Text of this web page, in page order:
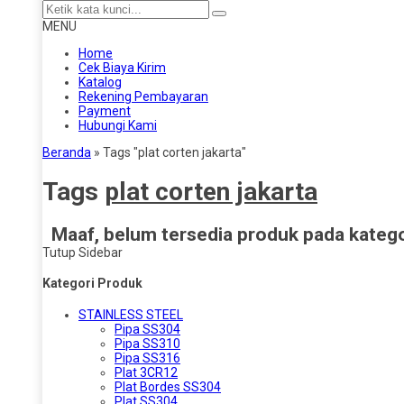
MENU
Home
Cek Biaya Kirim
Katalog
Rekening Pembayaran
Payment
Hubungi Kami
Beranda » Tags "plat corten jakarta"
Tags plat corten jakarta
Maaf, belum tersedia produk pada
Tutup Sidebar
Kategori Produk
STAINLESS STEEL
Pipa SS304
Pipa SS310
Pipa SS316
Plat 3CR12
Plat Bordes SS304
Plat SS304